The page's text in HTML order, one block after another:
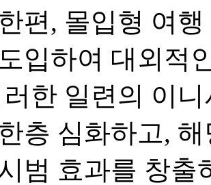
편, 몰입형 여
입하여 대외적
한 일련의 이
층 심화하고,
범 효과를 창출